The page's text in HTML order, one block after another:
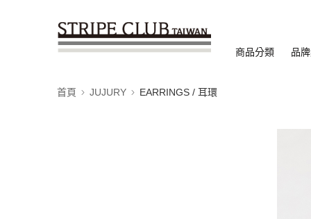
商品分類 品
首頁 JUJURY EARRINGS / 耳環